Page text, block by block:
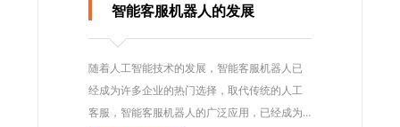
智能客服机器人的发展
随着人工智能技术的发展，智能客服机器人已
经成为许多企业的热门选择，取代传统的人工
客服，智能客服机器人的广泛应用，已经成为